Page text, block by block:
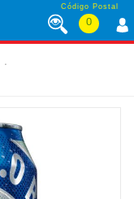
Código Postal
0
.